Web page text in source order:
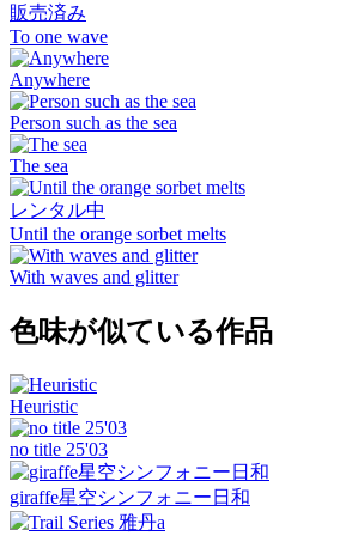
販売済み
To one wave
Anywhere
Person such as the sea
The sea
レンタル中
Until the orange sorbet melts
With waves and glitter
色味が似ている作品
Heuristic
no title 25'03
giraffe星空シンフォニー日和